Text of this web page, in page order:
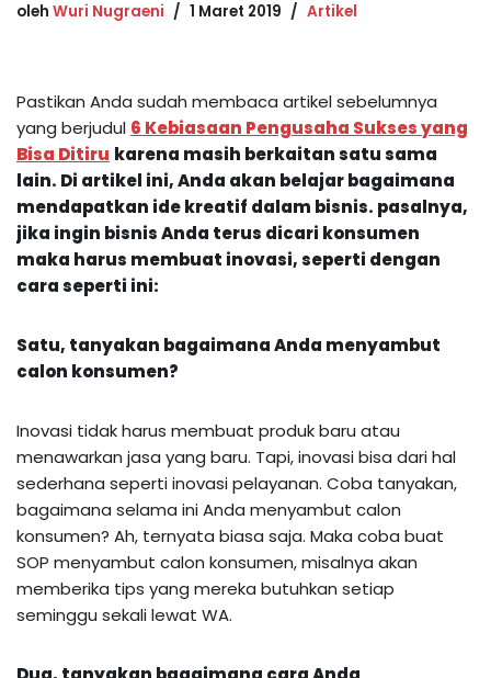
oleh Wuri Nugraeni 1 Maret 2019 Artikel
Pastikan Anda sudah membaca artikel sebelumnya
yang berjudul 6 Kebiasaan Pengusaha Sukses yang
Bisa Ditiru karena masih berkaitan satu sama
lain. Di artikel ini, Anda akan belajar bagaimana
mendapatkan ide kreatif dalam bisnis. pasalnya,
jika ingin bisnis Anda terus dicari konsumen
maka harus membuat inovasi, seperti dengan
cara seperti ini:
Satu, tanyakan bagaimana Anda menyambut
calon konsumen?
Inovasi tidak harus membuat produk baru atau
menawarkan jasa yang baru. Tapi, inovasi bisa dari hal
sederhana seperti inovasi pelayanan. Coba tanyakan,
bagaimana selama ini Anda menyambut calon
konsumen? Ah, ternyata biasa saja. Maka coba buat
SOP menyambut calon konsumen, misalnya akan
memberika tips yang mereka butuhkan setiap
seminggu sekali lewat WA.